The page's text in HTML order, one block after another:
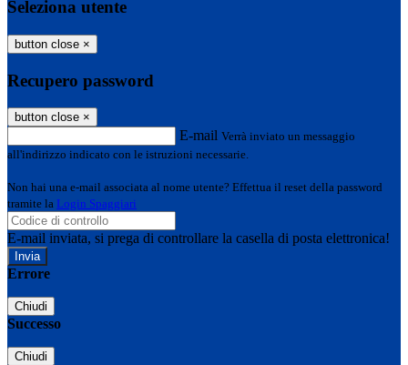
Seleziona utente
button close ×
Recupero password
button close ×
E-mail Verrà inviato un messaggio
all'indirizzo indicato con le istruzioni necessarie.
Non hai una e-mail associata al nome utente? Effettua il reset della password
tramite la Login Spaggiari
E-mail inviata, si prega di controllare la casella di posta elettronica!
Errore
Chiudi
Successo
Chiudi